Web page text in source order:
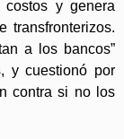
costos y genera
transfronterizos.
a los bancos”
y cuestionó por
contra si no los